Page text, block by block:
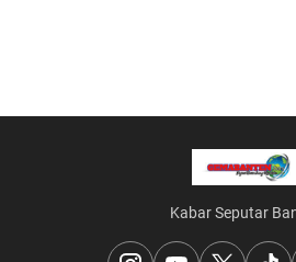
Kabar Seputar